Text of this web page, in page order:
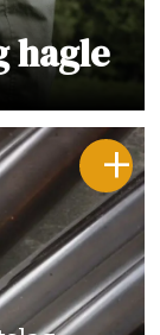
hagle